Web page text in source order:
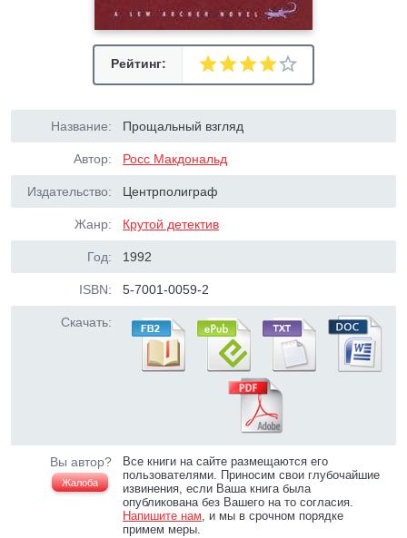
Рейтинг:
Название: Прощальный взгляд
Автор: Росс Макдональд
Издательство: Центрполиграф
Жанр: Крутой детектив
Год: 1992
ISBN: 5-7001-0059-2
Скачать:
Вы автор?
Жалоба
Все книги на сайте размещаются его
пользователями. Приносим свои глубочайшие
извинения, если Ваша книга была
опубликована без Вашего на то согласия.
Напишите нам, и мы в срочном порядке
примем меры.